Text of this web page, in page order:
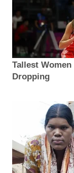
Tallest
Dropping